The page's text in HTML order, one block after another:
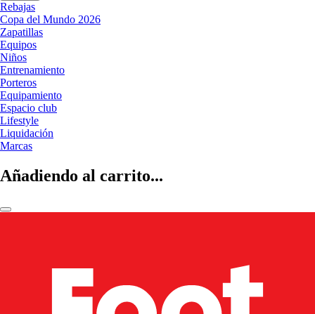
Rebajas
Copa del Mundo 2026
Zapatillas
Equipos
Niños
Entrenamiento
Porteros
Equipamiento
Espacio club
Lifestyle
Liquidación
Marcas
Añadiendo al carrito...